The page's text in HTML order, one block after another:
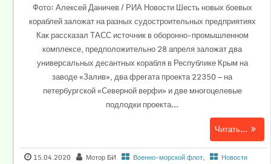
Фото: Алексей Даничев / РИА Новости Шесть новых боевых
кораблей заложат на разных судостроительных предприятиях
Как рассказал ТАСС источник в оборонно-промышленном
комплексе, предположительно 28 апреля заложат два
универсальных десантных корабля в Республике Крым на
заводе «Залив», два фрегата проекта 22350 — на
петербургской «Северной верфи» и две многоцелевые
подлодки проекта...
Читать...
15.04.2020 Мотор БИ Военно-морской флот,
Новости